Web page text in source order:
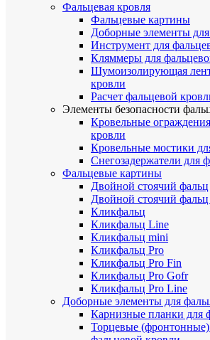
Фальцевая кровля
Фальцевые картины
Доборные элементы
Инструмент для
Кляммеры для
Шумоизолирующая
кровли
Расчет фальцевой
Элементы безопасности
Кровельные
кровли
Кровельные мостики
Снегозадержатели для
Фальцевые картины
Двойной стоячий фальц
Двойной стоячий
Кликфальц
Кликфальц Line
Кликфальц mini
Кликфальц Pro
Кликфальц Pro Fin
Кликфальц Pro Gofr
Кликфальц Pro Line
Доборные элементы для
Карнизные планки для
Торцевые